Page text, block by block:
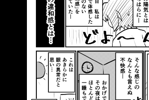
感」。 那種違和感究竟是……
近…… 有一種前所未有的刺痛
的不適感—— 因為這樣，那一
眠。 （啊啊啊——好在意——
出了問題…… 一早我就去了附
生：啊——這是……「帶狀皰